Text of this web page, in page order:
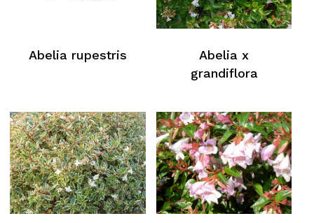
Abelia rupestris
Abelia x
grandiflora